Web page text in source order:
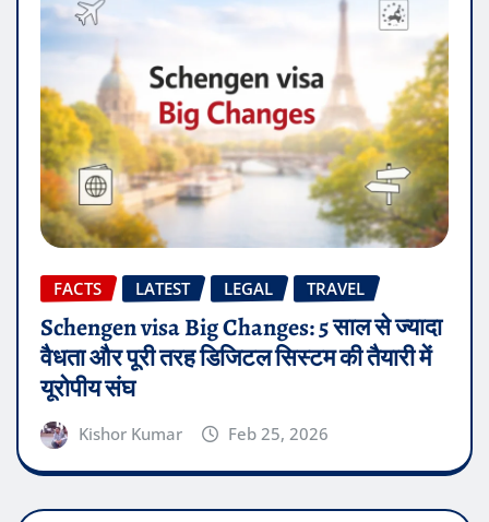
FACTS LATEST LEGAL TRAVEL
Schengen visa Big Changes: 5 साल से ज्यादा
वैधता और पूरी तरह डिजिटल सिस्टम की तैयारी में
यूरोपीय संघ
Kishor Kumar Feb 25, 2026